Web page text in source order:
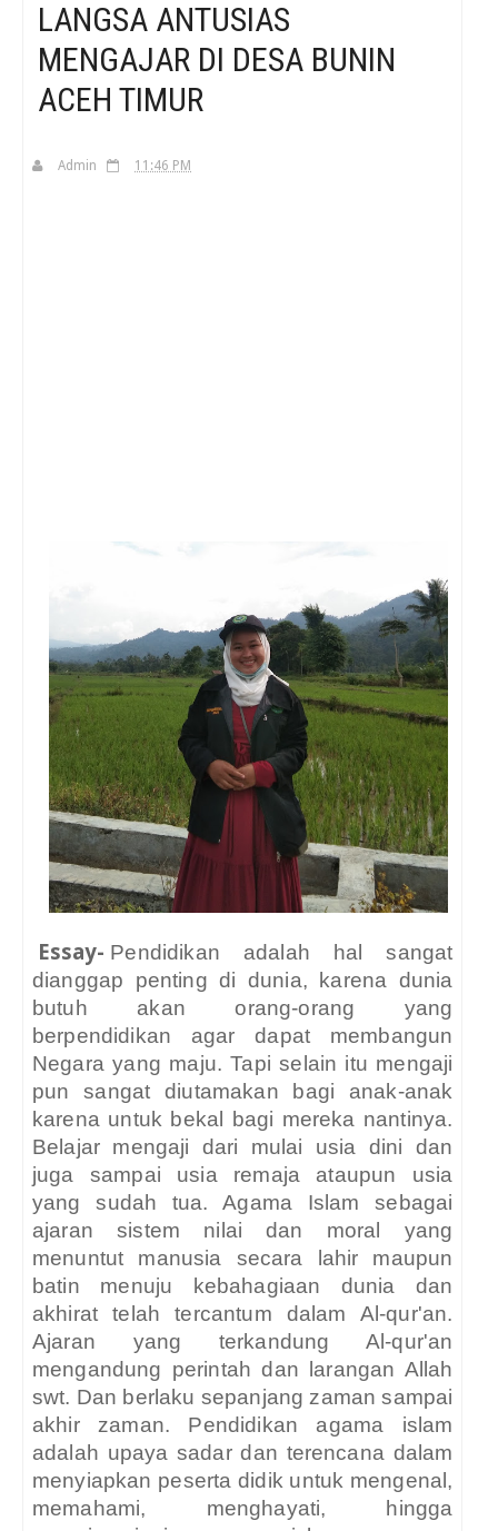
LANGSA ANTUSIAS
MENGAJAR DI DESA BUNIN
ACEH TIMUR
Admin 11:46 PM
Essay- Pendidikan adalah hal sangat
dianggap penting di dunia, karena dunia
butuh akan orang-orang yang
berpendidikan agar dapat membangun
Negara yang maju. Tapi selain itu mengaji
pun sangat diutamakan bagi anak-anak
karena untuk bekal bagi mereka nantinya.
Belajar mengaji dari mulai usia dini dan
juga sampai usia remaja ataupun usia
yang sudah tua. Agama Islam sebagai
ajaran sistem nilai dan moral yang
menuntut manusia secara lahir maupun
batin menuju kebahagiaan dunia dan
akhirat telah tercantum dalam Al-qur'an.
Ajaran yang terkandung Al-qur'an
mengandung perintah dan larangan Allah
swt. Dan berlaku sepanjang zaman sampai
akhir zaman. Pendidikan agama islam
adalah upaya sadar dan terencana dalam
menyiapkan peserta didik untuk mengenal,
memahami, menghayati, hingga